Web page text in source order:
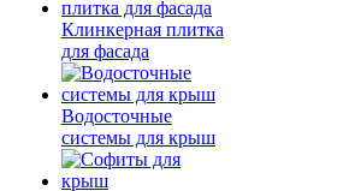
Клинкерная плитка
для фасада
Водосточные
системы для крыш